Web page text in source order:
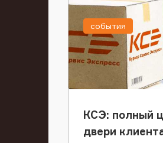
КСЭ: полный
двери
события